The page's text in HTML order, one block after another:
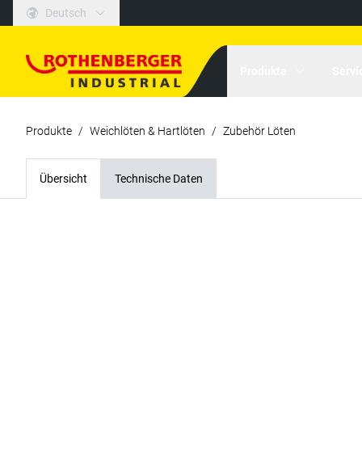
Deutsch
Produkte / Weichlöten & Hartlöten / Zubehör Löten
Übersicht Technische Daten